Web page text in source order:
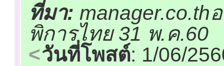
ที่มา:
พิการไทย 31 พ.ค.60
วันที่โพสต์: 1/06/